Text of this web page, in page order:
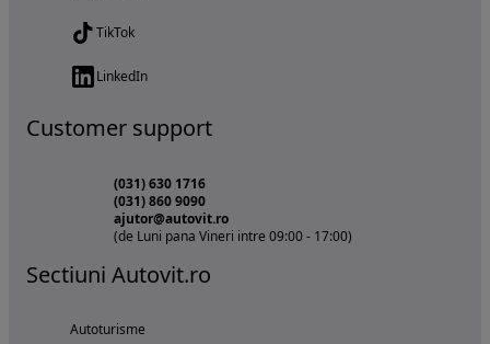
TikTok
LinkedIn
Customer support
(031) 630 1716
(031) 860 9090
ajutor@autovit.ro
(de Luni pana Vineri intre 09:00 - 17:00)
Sectiuni Autovit.ro
Autoturisme